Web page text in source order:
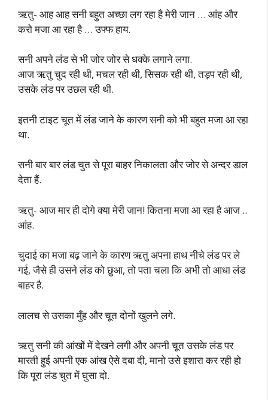
ऋतु- आह आह सनी बहुत अच्छा लग रहा है मेरी जान … आंह और
करो मजा आ रहा है … उफ्फ हाय.
सनी अपने लंड से भी जोर जोर से धक्के लगाने लगा.
आज ऋतु चुद रही थी, मचल रही थी, सिसक रही थी, तड़प रही थी,
उसके लंड पर उछल रही थी.
इतनी टाइट चूत में लंड जाने के कारण सनी को भी बहुत मजा आ रहा
था.
सनी बार बार लंड चुत से पूरा बाहर निकालता और जोर से अन्दर डाल
देता हैं.
ऋतु- आज मार ही दोगे क्या मेरी जान! कितना मजा आ रहा है आज ..
आंह.
चुदाई का मजा बढ़ जाने के कारण ऋतु अपना हाथ नीचे लंड पर ले
गई, जैसे ही उसने लंड को छुआ, तो पता चला कि अभी तो आधा लंड
बाहर है.
लालच से उसका मुँह और चूत दोनों खुलने लगे.
ऋतु सनी की आंखों में देखने लगी और अपनी चूत उसके लंड पर
मारती हुई अपनी एक आंख ऐसे दबा दी, मानो उसे इशारा कर रही हो
कि पूरा लंड चुत में घुसा दो.